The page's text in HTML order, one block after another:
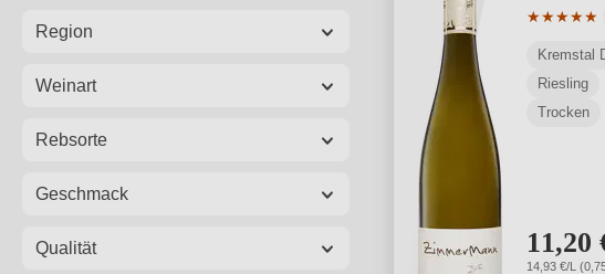
Region
Weinart
Rebsorte
Geschmack
Qualität
DAC
★★★★★
Kremstal
Riesling
Trocken
11,20
14,93 €/L